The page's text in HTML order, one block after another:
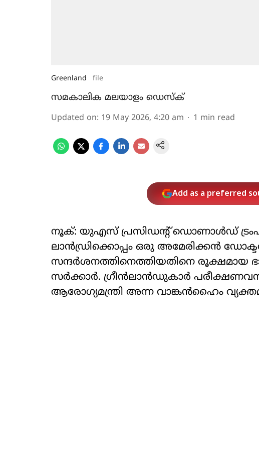
Greenland file
സമകാലിക മലയാളം ഡെസ്ക്
Updated on: 19 May 2026, 4:20 am 1 min read
Add as a preferred
നൂക്: യുഎസ് പ്രസിഡന്റ് ഡൊണാള്‍ഡ്
ലാന്‍ഡ്രിക്കൊപ്പം ഒരു അമേരിക്കന്‍
സന്ദര്‍ശനത്തിനെത്തിയതിനെ രൂക്ഷമായ
സര്‍ക്കാര്‍. ഗ്രീന്‍ലാന്‍ഡുകാര്‍
ആരോഗ്യമന്ത്രി അന്ന വാങ്കന്‍ഹൈം